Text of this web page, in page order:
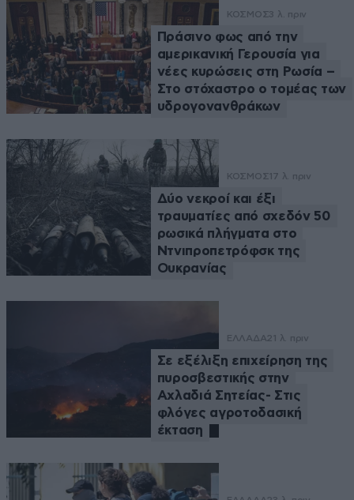
ΚΟΣΜΟΣ3 λ. πριν
Πράσινο φως από την
αμερικανική Γερουσία για
νέες κυρώσεις στη Ρωσία –
Στο στόχαστρο ο τομέας των
υδρογονανθράκων
ΚΟΣΜΟΣ 17 λ. πριν
Δύο νεκροί και έξι
τραυματίες από σχεδόν 50
ρωσικά πλήγματα στο
Ντνιπροπετρόφσκ της
Ουκρανίας
ΕΛΛΑΔΑ21 λ. πριν
Σε εξέλιξη επιχείρηση της
πυροσβεστικής στην
Αχλαδιά Σητείας- Στις
φλόγες αγροτοδασική
έκταση